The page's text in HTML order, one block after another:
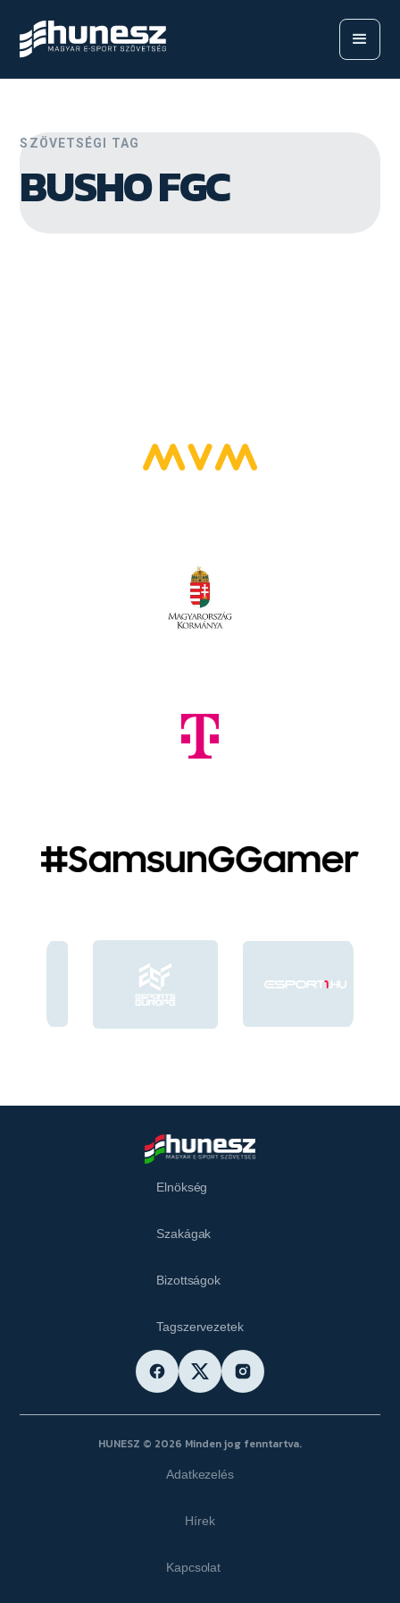
SZÖVETSÉGI TAG
BUSHO FGC
Elnökség
Szakágak
Bizottságok
Tagszervezetek
HUNESZ © 2026 Minden jog fenntartva.
Adatkezelés
Hírek
Kapcsolat